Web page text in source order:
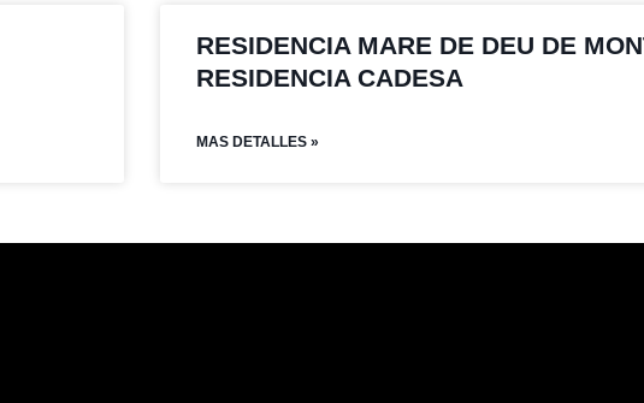
RESIDENCIA MARE DE DEU DE
RESIDENCIA CADESA
MAS DETALLES »